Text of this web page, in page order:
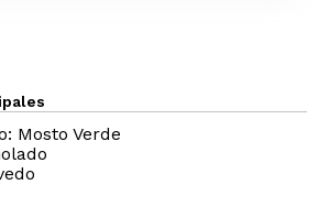
Mosto Verde